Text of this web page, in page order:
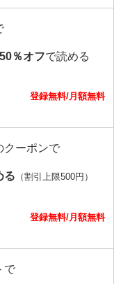
％オフで読める
登録無料/月額無料
クーポンで
る （割引上限500円）
登録無料/月額無料
で